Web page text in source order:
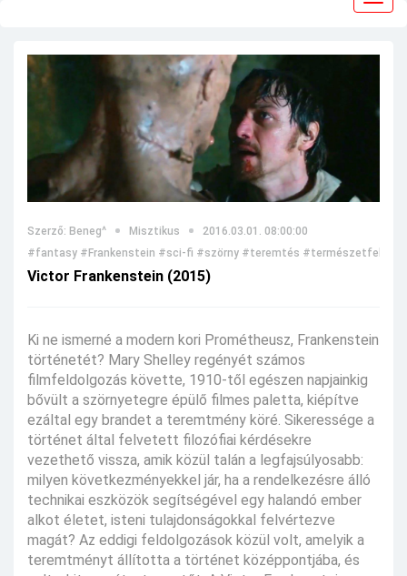
Szerző: Beneg^ Misztikus
2016.03.01. 08:00:00
#fantasy #Frankenstein #sci-fi #szörny #teremtés #természetfeletti
Victor Frankenstein (2015)
Ki ne ismerné a modern kori Prométheusz, Frankenstein
történetét? Mary Shelley regényét számos
filmfeldolgozás követte, 1910-től egészen napjainkig
bővült a szörnyetegre épülő filmes paletta, kiépítve
ezáltal egy brandet a teremtmény köré. Sikeressége a
történet által felvetett filozófiai kérdésekre
vezethető vissza, amik közül talán a legfajsúlyosabb:
milyen következményekkel jár, ha a rendelkezésre álló
technikai eszközök segítségével egy halandó ember
alkot életet, isteni tulajdonságokkal felvértezve
magát? Az eddigi feldolgozások közül volt, amelyik a
teremtményt állította a történet középpontjába, és